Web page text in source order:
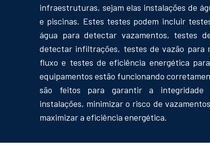
infraestruturas, sejam elas instalações de
e piscinas. Estes testes podem incluir
água para detectar vazamentos, testes
detectar infiltrações, testes de vazão para
fluxo e testes de eficiência energética
equipamentos estão funcionando
são feitos para garantir a integridade
instalações, minimizar o risco de
maximizar a eficiência energética.